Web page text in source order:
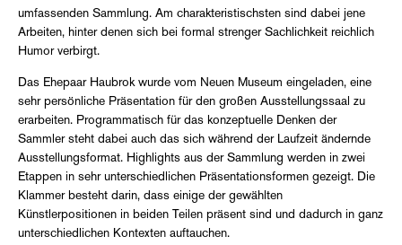
umfassenden Sammlung. Am charakteristischsten sind dabei jene
Arbeiten, hinter denen sich bei formal strenger Sachlichkeit reichlich
Humor verbirgt.
Das Ehepaar Haubrok wurde vom Neuen Museum eingeladen, eine
sehr persönliche Präsentation für den großen Ausstellungssaal zu
erarbeiten. Programmatisch für das konzeptuelle Denken der
Sammler steht dabei auch das sich während der Laufzeit ändernde
Ausstellungsformat. Highlights aus der Sammlung werden in zwei
Etappen in sehr unterschiedlichen Präsentationsformen gezeigt. Die
Klammer besteht darin, dass einige der gewählten
Künstlerpositionen in beiden Teilen präsent sind und dadurch in ganz
unterschiedlichen Kontexten auftauchen.